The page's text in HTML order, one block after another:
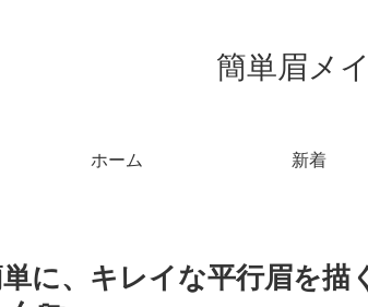
簡単眉メ
ホーム 新着
に、キレイな平行眉を描